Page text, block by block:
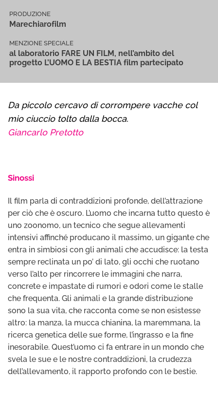
PRODUZIONE
Marechiarofilm
MENZIONE SPECIALE
al laboratorio FARE UN FILM, nell’ambito del
progetto L’UOMO E LA BESTIA film partecipato
Da piccolo cercavo di corrompere vacche col
mio ciuccio tolto dalla bocca.
Giancarlo Pretotto
Sinossi
Il film parla di contraddizioni profonde, dell’attrazione
per ciò che è oscuro. L’uomo che incarna tutto questo è
uno zoonomo, un tecnico che segue allevamenti
intensivi affinché producano il massimo, un gigante che
entra in simbiosi con gli animali che accudisce: la testa
sempre reclinata un po’ di lato, gli occhi che ruotano
verso l’alto per rincorrere le immagini che narra,
concrete e impastate di rumori e odori come le stalle
che frequenta. Gli animali e la grande distribuzione
sono la sua vita, che racconta come se non esistesse
altro: la manza, la mucca chianina, la maremmana, la
ricerca genetica delle sue forme, l’ingrasso e la fine
inesorabile. Quest’uomo ci fa entrare in un mondo che
svela le sue e le nostre contraddizioni, la crudezza
dell’allevamento, il rapporto profondo con le bestie.